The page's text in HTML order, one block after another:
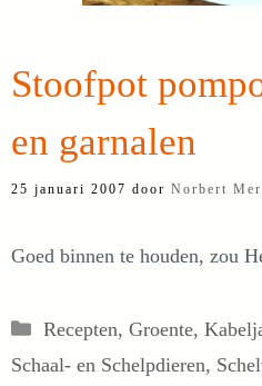
Stoofpot
en garnalen
25 januari 2007 door Norbert
Goed binnen te houden, zou
Categorieën
Recepten, Groente,
Schaal- en Schelpdieren,